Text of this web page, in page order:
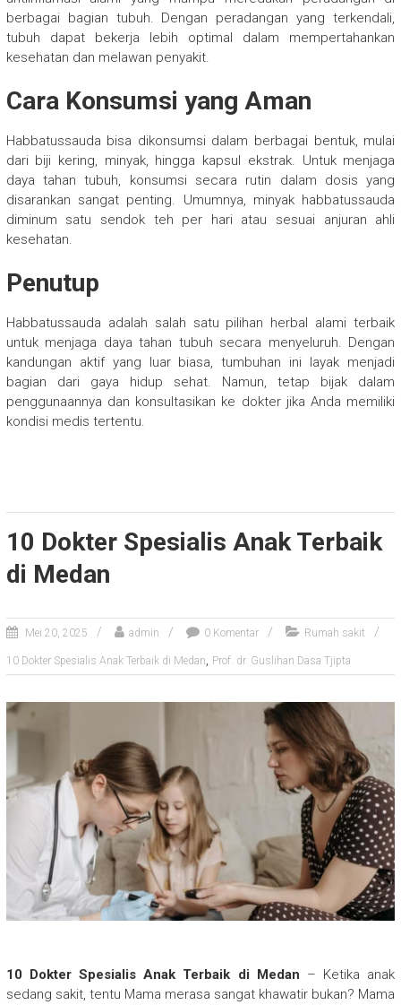
berbagai bagian tubuh. Dengan peradangan yang terkendali,
tubuh dapat bekerja lebih optimal dalam mempertahankan
kesehatan dan melawan penyakit.
Cara Konsumsi yang Aman
Habbatussauda bisa dikonsumsi dalam berbagai bentuk, mulai
dari biji kering, minyak, hingga kapsul ekstrak. Untuk menjaga
daya tahan tubuh, konsumsi secara rutin dalam dosis yang
disarankan sangat penting. Umumnya, minyak habbatussauda
diminum satu sendok teh per hari atau sesuai anjuran ahli
kesehatan.
Penutup
Habbatussauda adalah salah satu pilihan herbal alami terbaik
untuk menjaga daya tahan tubuh secara menyeluruh. Dengan
kandungan aktif yang luar biasa, tumbuhan ini layak menjadi
bagian dari gaya hidup sehat. Namun, tetap bijak dalam
penggunaannya dan konsultasikan ke dokter jika Anda memiliki
kondisi medis tertentu.
10 Dokter Spesialis Anak Terbaik
di Medan
Mei 20, 2025 admin 0 Komentar Rumah sakit
10 Dokter Spesialis Anak Terbaik di Medan, Prof. dr. Guslihan Dasa Tjipta
10 Dokter Spesialis Anak Terbaik di Medan – Ketika anak
sedang sakit, tentu Mama merasa sangat khawatir bukan? Mama